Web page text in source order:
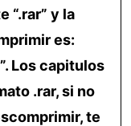
“.rar” y la
es:
Los capitulos
.rar, si no
te